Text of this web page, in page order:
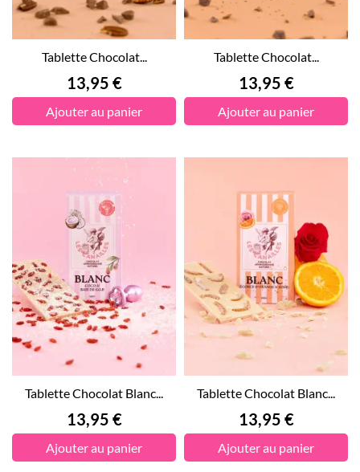
Tablette Chocolat...
Prix
13,95 €
Ajouter au panier
Tablette Chocolat...
Prix
13,95 €
Ajouter au panier
Tablette Chocolat Blanc...
Prix
13,95 €
Ajouter au panier
Tablette Chocolat Blanc...
Prix
13,95 €
Ajouter au panier